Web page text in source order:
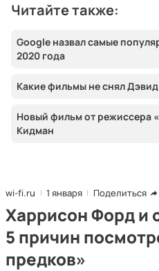
Читайте также:
Google назвал самые
2020 года
Какие фильмы не снял
Новый фильм от режиссера
Кидман
wi-fi.ru 1 января Поделиться
Харрисон Форд и
5 причин
предков»